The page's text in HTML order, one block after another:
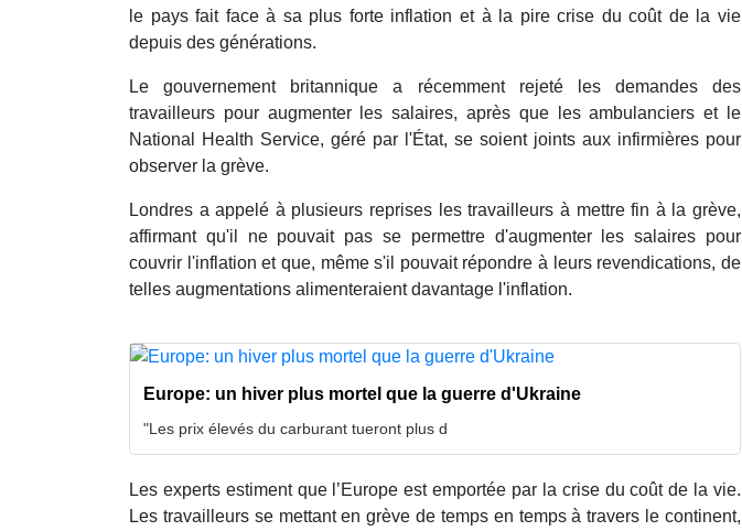
le pays fait face à sa plus forte inflation et à la pire crise du coût de la vie
depuis des générations.
Le gouvernement britannique a récemment rejeté les demandes des
travailleurs pour augmenter les salaires, après que les ambulanciers et le
National Health Service, géré par l'État, se soient joints aux infirmières pour
observer la grève.
Londres a appelé à plusieurs reprises les travailleurs à mettre fin à la grève,
affirmant qu'il ne pouvait pas se permettre d'augmenter les salaires pour
couvrir l'inflation et que, même s'il pouvait répondre à leurs revendications, de
telles augmentations alimenteraient davantage l'inflation.
Europe: un hiver plus mortel que la guerre d'Ukraine
"Les prix élevés du carburant tueront plus d
Les experts estiment que l’Europe est emportée par la crise du coût de la vie.
Les travailleurs se mettant en grève de temps en temps à travers le continent,